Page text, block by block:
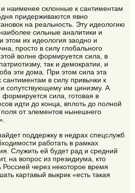
наименее склонные к сантиментам
придерживаются явно
на реальность. Эту идеологию
сильные аналитики и
этом их идеология заодно и
просто в силу глобального
волне формируется сила, в
так и демократии, и
эти дома. При этом сила эта
в силу привычки к
сопутствующему им цинизму. А
формируется сила, готовая в
идти до конца, вплоть до полной
поля от элементов нынешнего
поддержку в недрах спецслужб
работать в рамках
Служить ей будет рад и средний
на вопрос из президиума, кто
через некоторое время
картавый выкрик «есть такая